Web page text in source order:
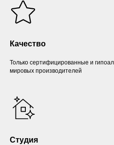
Качество
Только сертифицированные и
мировых производителей
Студия